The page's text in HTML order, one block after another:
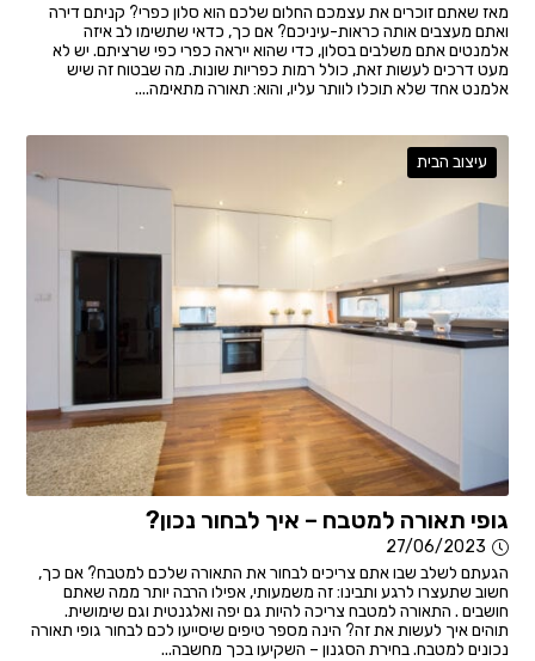
מאז שאתם זוכרים את עצמכם החלום שלכם הוא סלון כפרי? קניתם דירה
ואתם מעצבים אותה כראות-עיניכם? אם כך, כדאי שתשימו לב איזה
אלמנטים אתם משלבים בסלון, כדי שהוא ייראה כפרי כפי שרציתם. יש לא
מעט דרכים לעשות זאת, כולל רמות כפריות שונות. מה שבטוח זה שיש
אלמנט אחד שלא תוכלו לוותר עליו, והוא: תאורה מתאימה....
עיצוב הבית
גופי תאורה למטבח – איך לבחור נכון?
27/06/2023
הגעתם לשלב שבו אתם צריכים לבחור את התאורה שלכם למטבח? אם כך,
חשוב שתעצרו לרגע ותבינו: זה משמעותי, אפילו הרבה יותר ממה שאתם
חושבים . התאורה למטבח צריכה להיות גם יפה ואלגנטית וגם שימושית.
תוהים איך לעשות את זה? הינה מספר טיפים שיסייעו לכם לבחור גופי תאורה
נכונים למטבח. בחירת הסגנון – השקיעו בכך מחשבה...